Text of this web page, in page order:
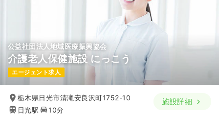
公益社団法人地域医療振興協会
介護老人保健施設 にっこう
エージェント求人
栃木県日光市清滝安良沢町1752-10
日光駅
10分
施設詳細